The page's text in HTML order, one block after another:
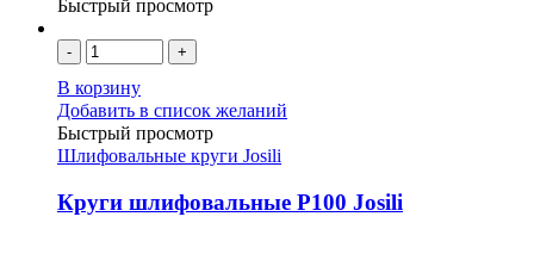
Быстрый просмотр
- +
В корзину
Добавить в список желаний
Быстрый просмотр
Шлифовальные круги Josili
Круги шлифовальные Р100 Josili